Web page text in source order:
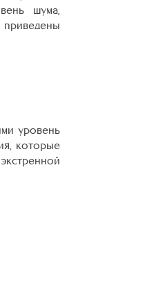
шума,
уровень
которые